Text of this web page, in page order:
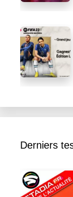
Derniers